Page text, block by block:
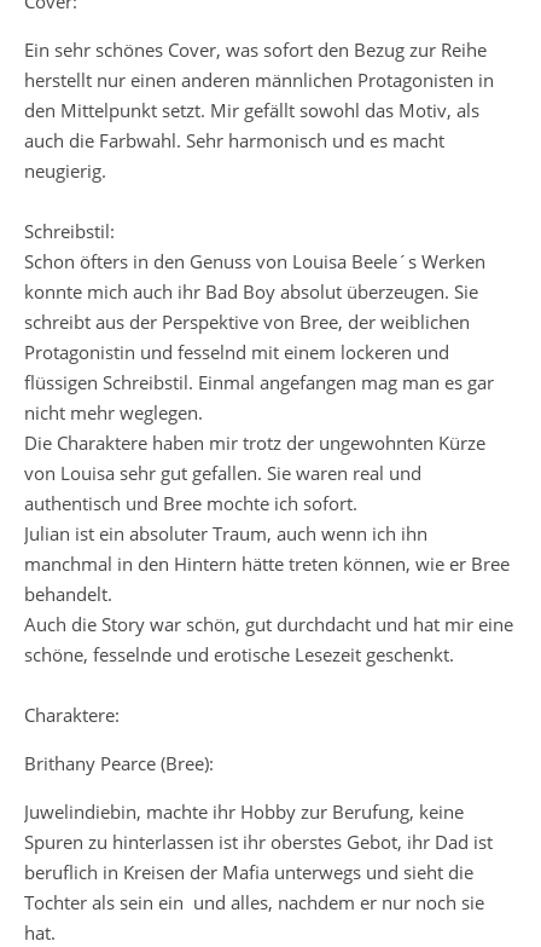
Ein sehr schönes Cover, was sofort den Bezug zur Reihe
herstellt nur einen anderen männlichen Protagonisten in
den Mittelpunkt setzt. Mir gefällt sowohl das Motiv, als
auch die Farbwahl. Sehr harmonisch und es macht
neugierig.
Schreibstil:
Schon öfters in den Genuss von Louisa Beele´s Werken
konnte mich auch ihr Bad Boy absolut überzeugen. Sie
schreibt aus der Perspektive von Bree, der weiblichen
Protagonistin und fesselnd mit einem lockeren und
flüssigen Schreibstil. Einmal angefangen mag man es gar
nicht mehr weglegen.
Die Charaktere haben mir trotz der ungewohnten Kürze
von Louisa sehr gut gefallen. Sie waren real und
authentisch und Bree mochte ich sofort.
Julian ist ein absoluter Traum, auch wenn ich ihn
manchmal in den Hintern hätte treten können, wie er Bree
behandelt.
Auch die Story war schön, gut durchdacht und hat mir eine
schöne, fesselnde und erotische Lesezeit geschenkt.
Charaktere:
Brithany Pearce (Bree):
Juwelindiebin, machte ihr Hobby zur Berufung, keine
Spuren zu hinterlassen ist ihr oberstes Gebot, ihr Dad ist
beruflich in Kreisen der Mafia unterwegs und sieht die
Tochter als sein ein und alles, nachdem er nur noch sie
hat.